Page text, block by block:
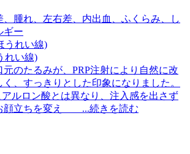
、腫れ、左右差、内出血、ふくらみ、し
ギー
れい線)
元のたるみが、PRP注射により自然に改
、すっきりとした印象になりました。
アルロン酸とは異なり、注入感を出さず
顔立ちを変え ...続きを読む